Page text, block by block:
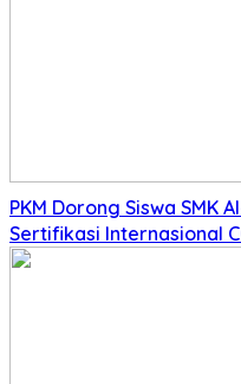
PKM Dorong Siswa SMK
Sertifikasi Internasional